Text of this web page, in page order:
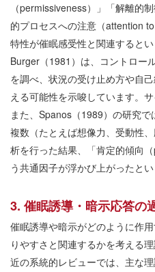
（permissiveness）」「解離的
的プロセスへの注意（attention
特性が催眠感受性と関連すると
Burger （1981 ）は、コントロー
を調べ、状況の受け止め方や自
える可能性を示唆しています。
また、 Spanos （1989）の研究で
複数（たとえば想像力、受動性
析を行った結果、「肯定的傾向（
う共通因子が浮かび上がったとい
3. 催眠誘導・暗示応答の
催眠誘導や暗示がどのように作
りやすさと関連するかを考える
近の系統的レビューでは、主な